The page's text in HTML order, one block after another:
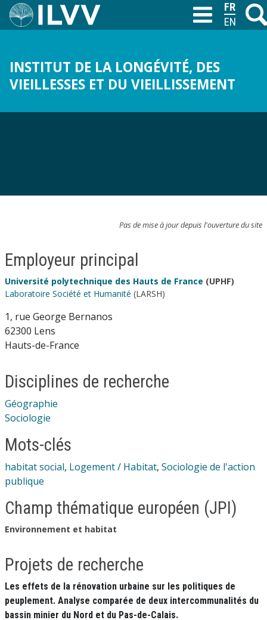
Aller
au
M
INSTITUT DE LA LONGÉVITÉ, DES
VIEILLESSES ET DU VIEILLISSEMENT
T
Pas de mise à jour depuis l'ouverture du site
Employeur principal
Université polytechnique des Hauts de France (UPHF)
Laboratoire Société et Humanité (LARSH)
1, rue George Bernanos
62300 Lens
Hauts-de-France
Disciplines de recherche
Géographie
Sociologie
Mots-clés
habitat social, Logement / Habitat, Sociologie de l'action
publique
Champ thématique européen (JPI)
Environnement et habitat
Projets de recherche
Les effets de la rénovation urbaine sur les politiques de
peuplement. Analyse comparée de deux intercommunalités du
bassin minier du Nord et du Pas-de-Calais.
ENGLISH